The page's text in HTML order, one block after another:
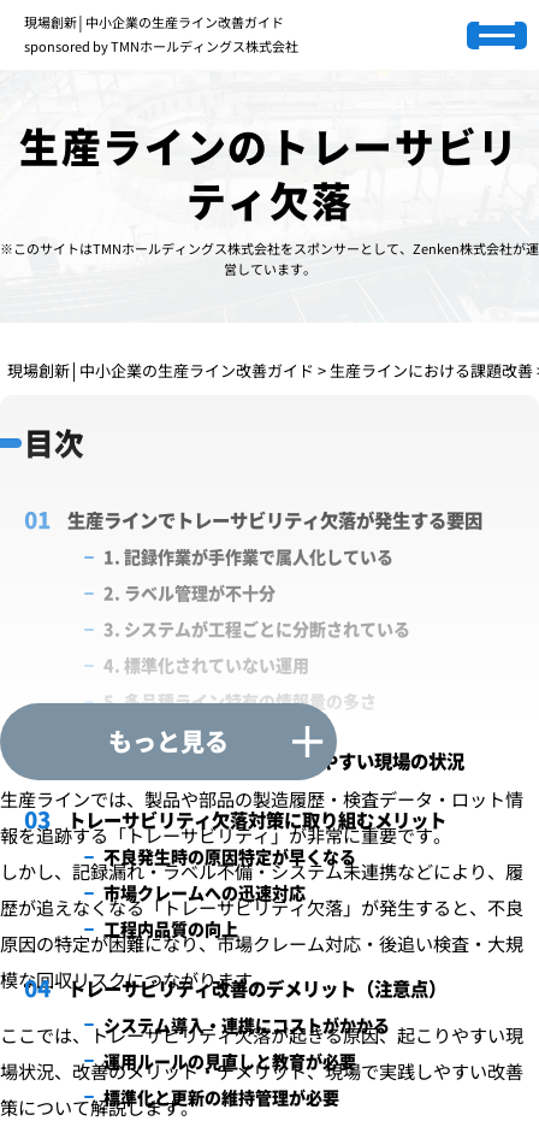
現場創新│中小企業の生産ライン改善ガイド
sponsored by TMNホールディングス株式会社
生産ラインのトレーサビリ
ティ欠落
※このサイトはTMNホールディングス株式会社をスポンサーとして、Zenken株式会社が運
営しています。
現場創新│中小企業の生産ライン改善ガイド > 生産ラインにおける課題改善
目次
生産ラインでトレーサビリティ欠落が発生する要因
1. 記録作業が手作業で属人化している
2. ラベル管理が不十分
3. システムが工程ごとに分断されている
4. 標準化されていない運用
5. 多品種ライン特有の情報量の多さ
トレーサビリティ欠落が起こりやすい現場の状況
トレーサビリティ欠落対策に取り組むメリット
不良発生時の原因特定が早くなる
市場クレームへの迅速対応
工程内品質の向上
トレーサビリティ改善のデメリット（注意点）
システム導入・連携にコストがかかる
運用ルールの見直しと教育が必要
標準化と更新の維持管理が必要
もっと見る
生産ラインでは、製品や部品の製造履歴・検査データ・ロット情
報を追跡する「トレーサビリティ」が非常に重要です。
しかし、記録漏れ・ラベル不備・システム未連携などにより、履
歴が追えなくなる「トレーサビリティ欠落」が発生すると、不良
原因の特定が困難になり、市場クレーム対応・後追い検査・大規
模な回収リスクにつながります。
ここでは、トレーサビリティ欠落が起きる原因、起こりやすい現
場状況、改善のメリット・デメリット、現場で実践しやすい改善
策について解説します。